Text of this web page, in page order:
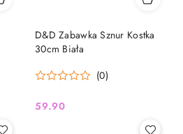
D&D Zabawka Sznur Kostka
30cm Biała
(0)
Cena:
59.90